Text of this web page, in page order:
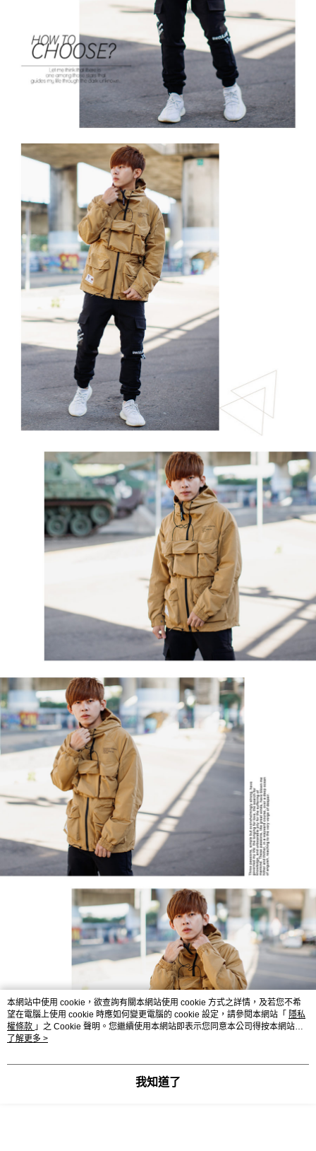
本網站中使用 cookie，欲查詢有關本網站使用 cookie 方式之詳情，及若您不希
望在電腦上使用 cookie 時應如何變更電腦的 cookie 設定，請參閱本網站「 隱私
權條款 」之 Cookie 聲明。您繼續使用本網站即表示您同意本公司得按本網站使
用條款之 Cookie 聲明使用 cookie。
了解更多 >
我知道了